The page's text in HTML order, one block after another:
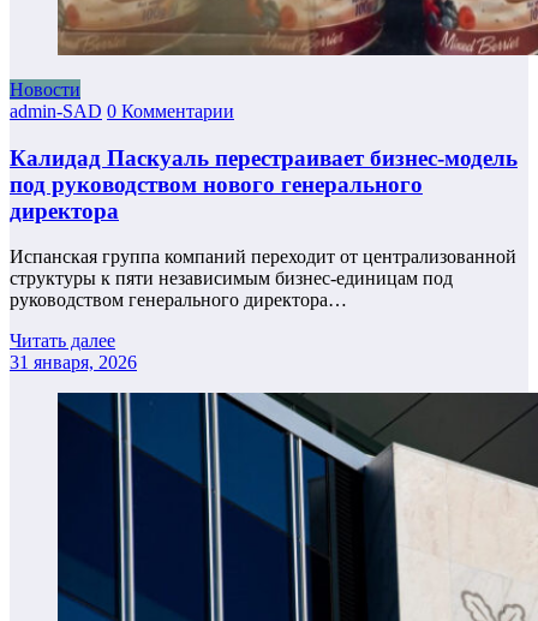
Новости
admin-SAD 0 Комментарии
Калидад Паскуаль перестраивает бизнес-модель
под руководством нового генерального
директора
Испанская группа компаний переходит от централизованной
структуры к пяти независимым бизнес-единицам под
руководством генерального директора…
Читать далее
31 января, 2026